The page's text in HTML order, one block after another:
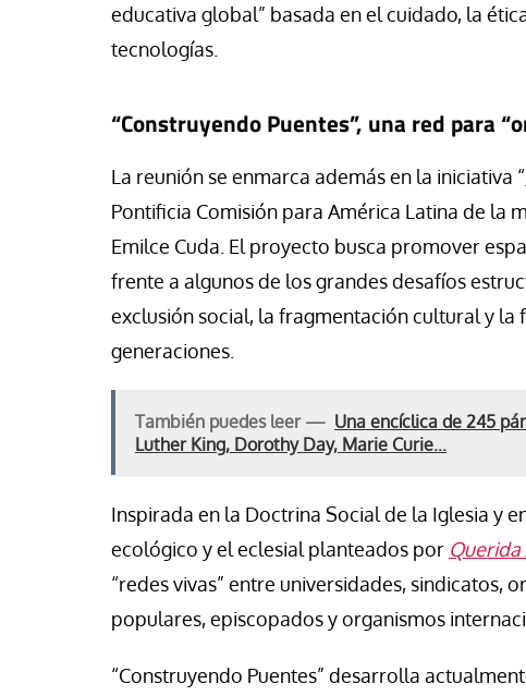
educativa global” basada en el cuidado, la
tecnologías.
“Construyendo Puentes”, una red para
La reunión se enmarca además en la iniciativa “
Pontificia Comisión para América Latina de la
Emilce Cuda. El proyecto busca promover
frente a algunos de los grandes desafíos
exclusión social, la fragmentación cultural y
generaciones.
También puedes leer — Una encíclica de 245
Luther King, Dorothy Day, Marie Curie...
Inspirada en la Doctrina Social de la Iglesia y
ecológico y el eclesial planteados por Querida
“redes vivas” entre universidades, sindicatos,
populares, episcopados y organismos
“Construyendo Puentes” desarrolla